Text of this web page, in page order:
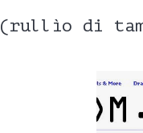
(rullìo di